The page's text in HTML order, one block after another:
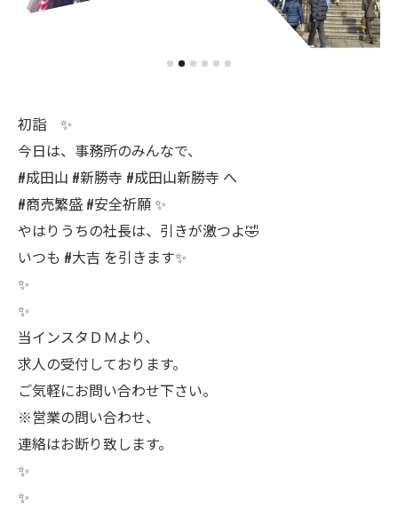
初詣 ✨
今日は、事務所のみんなで、
#成田山 #新勝寺 #成田山新勝寺 へ
#商売繁盛 #安全祈願 ✨
やはりうちの社長は、引きが激つよ🤣
いつも #大吉 を引きます✨
✨
✨
当インスタＤＭより、
求人の受付しております。
ご気軽にお問い合わせ下さい。
※営業の問い合わせ、
連絡はお断り致します。
✨
✨